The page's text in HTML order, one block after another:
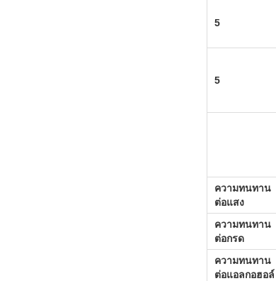
5
5
ความทนทาน
ต่อแสง
ความทนทาน
ต่อกรด
ความทนทาน
ต่อแอลกอฮอล์